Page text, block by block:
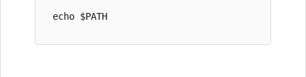
echo $PATH